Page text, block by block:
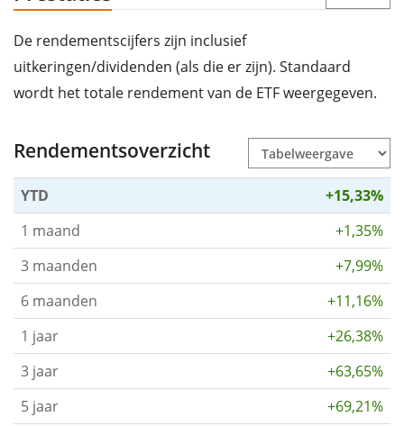
De rendementscijfers zijn inclusief
uitkeringen/dividenden (als die er zijn). Standaard
wordt het totale rendement van de ETF weergegeven.
Rendementsoverzicht
YTD
+15,33%
1 maand
+1,35%
3 maanden
+7,99%
6 maanden
+11,16%
1 jaar
+26,38%
3 jaar
+63,65%
5 jaar
+69,21%